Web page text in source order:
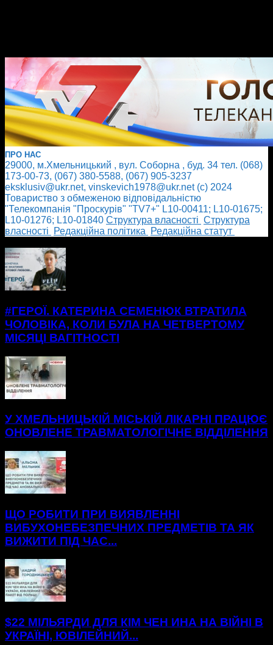
ПРО НАС
29000, м.Хмельницький , вул. Соборна , буд. 34 тел. (068)
173-00-73, (067) 380-5588, (067) 905-3237
eksklusiv@ukr.net, vinskevich1978@ukr.net (с) 2024
Товариство з обмеженою відповідальністю
"Телекомпанія "Проскурів" "TV7+" L10-00411; L10-01675;
L10-01276; L10-01840 Cтруктура власності Cтруктура
власності
Редакційна політика
Редакційна статут
#ГЕРОЇ. КАТЕРИНА СЕМЕНЮК ВТРАТИЛА
ЧОЛОВІКА, КОЛИ БУЛА НА ЧЕТВЕРТОМУ
МІСЯЦІ ВАГІТНОСТІ
У ХМЕЛЬНИЦЬКІЙ МІСЬКІЙ ЛІКАРНІ ПРАЦЮЄ
ОНОВЛЕНЕ ТРАВМАТОЛОГІЧНЕ ВІДДІЛЕННЯ
ЩО РОБИТИ ПРИ ВИЯВЛЕННІ
ВИБУХОНЕБЕЗПЕЧНИХ ПРЕДМЕТІВ ТА ЯК
ВИЖИТИ ПІД ЧАС...
$22 МІЛЬЯРДИ ДЛЯ КІМ ЧЕН ИНА НА ВІЙНІ В
УКРАЇНІ, ЮВІЛЕЙНИЙ...